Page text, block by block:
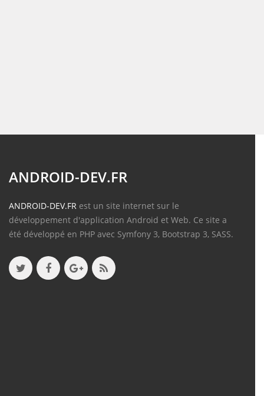
ANDROID-DEV.FR
ANDROID-DEV.FR est un site internet sur le
développement d'application Android et Web. Ce site a
été développé en PHP avec Symfony 3, Bootstrap 3, SASS.